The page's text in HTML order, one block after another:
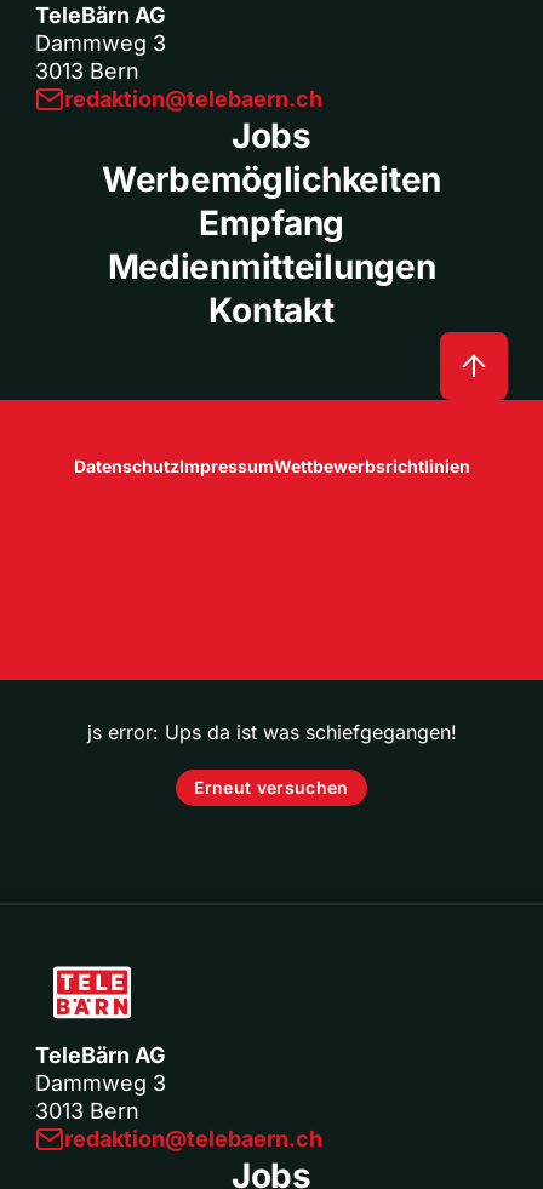
TeleBärn AG
Dammweg 3
3013 Bern
redaktion@telebaern.ch
Jobs
Werbemöglichkeiten
Empfang
Medienmitteilungen
Kontakt
DatenschutzImpressumWettbewerbsrichtlinien
js error: Ups da ist was schiefgegangen!
Erneut versuchen
TeleBärn AG
Dammweg 3
3013 Bern
redaktion@telebaern.ch
Jobs